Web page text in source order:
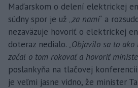
Maďarskom o delení elektrickej
súdny spor je už „za nami“ a
nezaväzuje hovoriť o elektrickej
doteraz nedialo. „Objavilo sa to ako
začal o tom rokovať a hovoriť
poslankyňa na tlačovej
je veľmi jasne vidno, že minister